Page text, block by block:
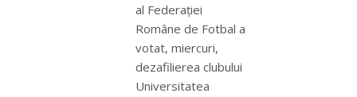
al Federaţiei
Române de Fotbal a
votat, miercuri,
dezafilierea clubului
Universitatea